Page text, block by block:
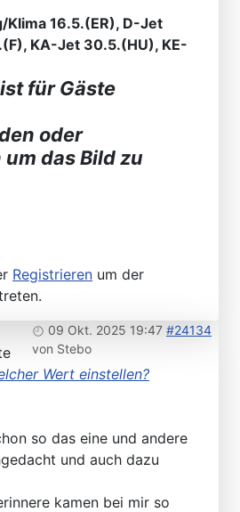
Klima 16.5.(ER), D-Jet
KA-Jet 30.5.(HU), KE-
für Gäste
oder
das Bild zu
Registrieren um der
09 Okt. 2025 19:47 #24134
von Stebo
Wert einstellen?
so das eine und andere
und auch dazu
kamen bei mir so